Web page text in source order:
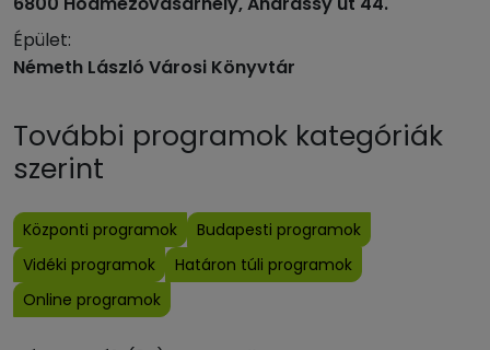
Épület:
Németh László Városi Könyvtár
További programok kategóriák
szerint
Központi programok
Budapesti programok
Vidéki programok
Határon túli programok
Online programok